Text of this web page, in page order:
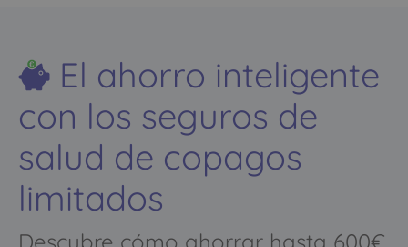
El ahorro inteligente
con los seguros de
salud de copagos
limitados
Descubre cómo ahorrar hasta 600€